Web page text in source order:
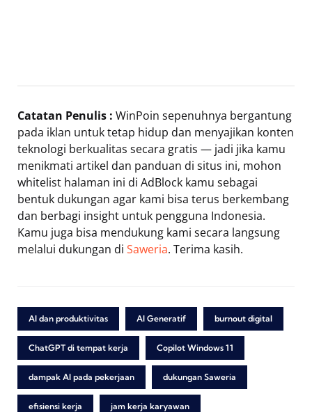
Catatan Penulis : WinPoin sepenuhnya bergantung
pada iklan untuk tetap hidup dan menyajikan konten
teknologi berkualitas secara gratis — jadi jika kamu
menikmati artikel dan panduan di situs ini, mohon
whitelist halaman ini di AdBlock kamu sebagai
bentuk dukungan agar kami bisa terus berkembang
dan berbagi insight untuk pengguna Indonesia.
Kamu juga bisa mendukung kami secara langsung
melalui dukungan di Saweria. Terima kasih.
AI dan produktivitas AI Generatif burnout digital
ChatGPT di tempat kerja Copilot Windows 11
dampak AI pada pekerjaan dukungan Saweria
efisiensi kerja jam kerja karyawan